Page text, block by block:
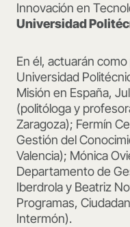
Innovación en
Universidad
En él, actuarán como
Universidad
Misión en España,
(politóloga y
Zaragoza); Fermín
Gestión del
Valencia); Mónica
Departamento de
Iberdrola y Beatriz
Programas,
Intermón).